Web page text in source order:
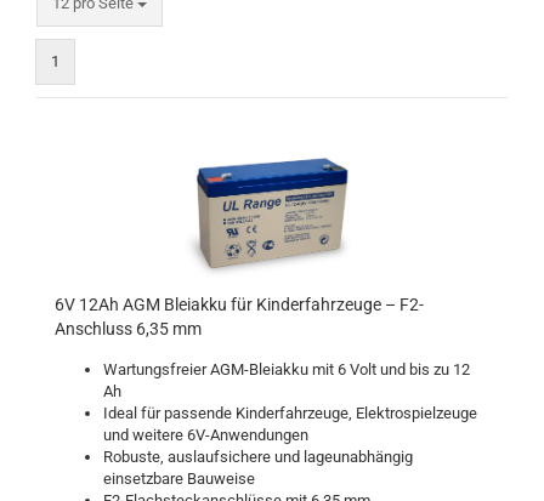
1
6V 12Ah AGM Bleiakku für Kinderfahrzeuge – F2-
Anschluss 6,35 mm
Wartungsfreier AGM-Bleiakku mit 6 Volt und bis zu 12
Ah
Ideal für passende Kinderfahrzeuge, Elektrospielzeuge
und weitere 6V-Anwendungen
Robuste, auslaufsichere und lageunabhängig
einsetzbare Bauweise